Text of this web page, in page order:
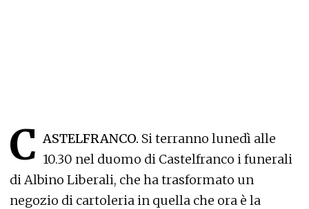
C ASTELFRANCO. Si terranno lunedì alle
10.30 nel duomo di Castelfranco i funerali
di Albino Liberali, che ha trasformato un
negozio di cartoleria in quella che ora è la